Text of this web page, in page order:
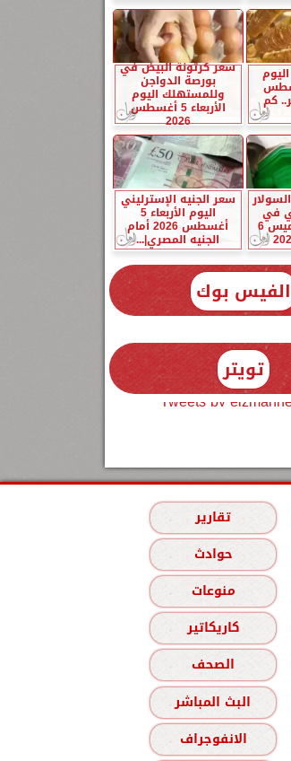
5 أغسطس
كم
سعر كرتونة البيض في
بورصة الدواجن
وللمستهلك اليوم
الأربعاء 5 أغسطس
2026
في
مصر اليوم الخميس 6
سعر الجنيه الإسترليني
اليوم الأربعاء 5
أغسطس 2026 أمام
الجنيه المصري|...
الفيس بوك
تويتر
Tweets by
تقارير
حوادث
منوعات
كاريكاتير
الصحف
البث المباشر
الانفوجراف